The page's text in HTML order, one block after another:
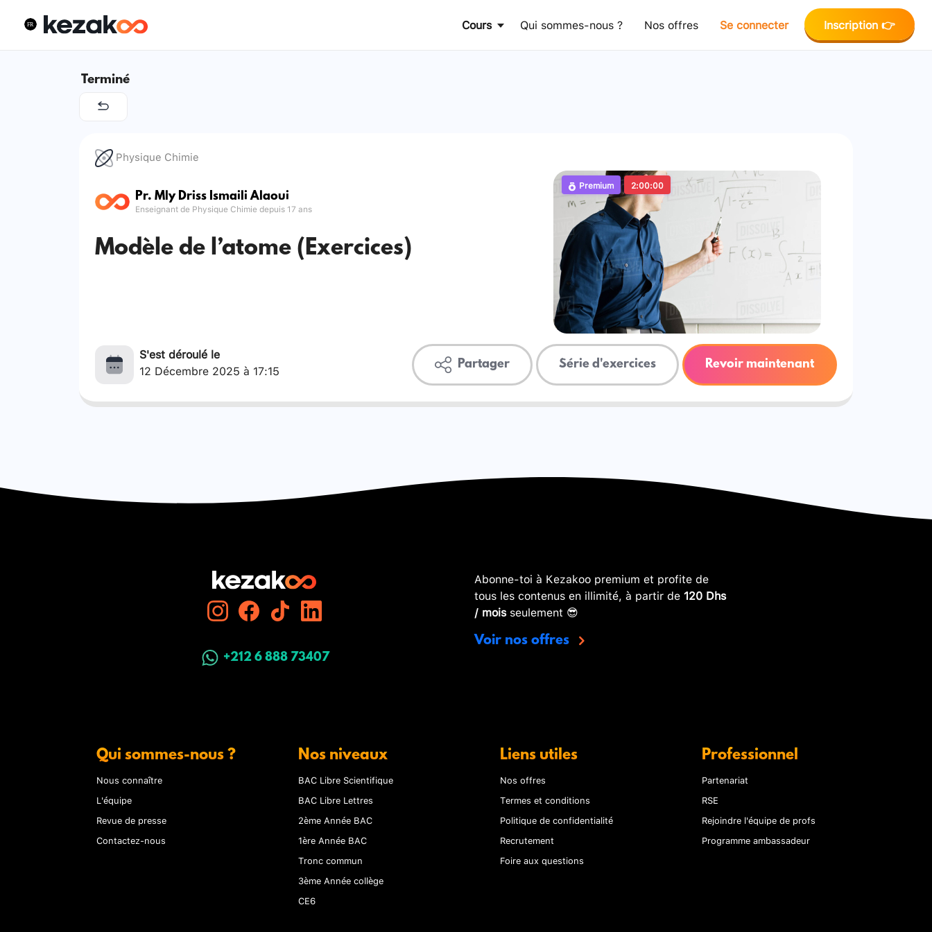
Cours Qui sommes-nous ? Nos offres Se connecter Inscription 👉
Terminé
Physique Chimie
Pr. Mly Driss Ismaili Alaoui
Enseignant de Physique Chimie depuis 17 ans
Modèle de l’atome (Exercices)
Premium 2:00:00
S'est déroulé le
12 Décembre 2025 à 17:15
Partager Série d'exercices Revoir maintenant
+212 6 888 73407
Abonne-toi à Kezakoo premium et profite de
tous les contenus en illimité, à partir de 120 Dhs
/ moisseulement 😎
Voir nos offres
Qui sommes-nous ?
Nous connaître
L'équipe
Revue de presse
Contactez-nous
Nos niveaux
BAC Libre Scientifique
BAC Libre Lettres
2ème Année BAC
1ère Année BAC
Tronc commun
3ème Année collège
CE6
Liens utiles
Nos offres
Termes et conditions
Politique de confidentialité
Recrutement
Foire aux questions
Professionnel
Partenariat
RSE
Rejoindre l'équipe de profs
Programme ambassadeur